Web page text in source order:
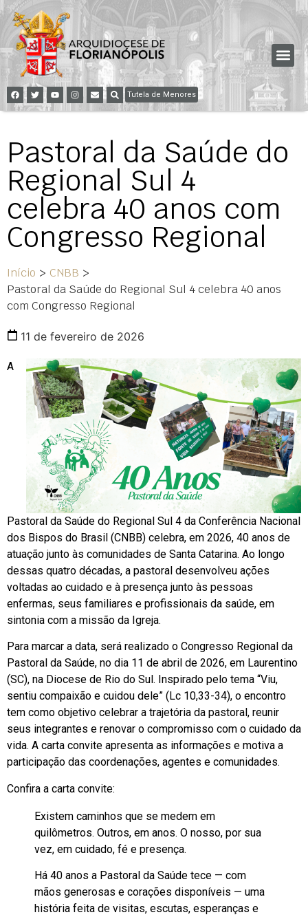
Tutela de Menores
Pastoral da Saúde do
Regional Sul 4
celebra 40 anos com
Congresso Regional
Início > CNBB >
Pastoral da Saúde do Regional Sul 4 celebra 40 anos
com Congresso Regional
11 de fevereiro de 2026
A
Pastoral da Saúde do Regional Sul 4 da Conferência Nacional
dos Bispos do Brasil (CNBB) celebra, em 2026, 40 anos de
atuação junto às comunidades de Santa Catarina. Ao longo
dessas quatro décadas, a pastoral desenvolveu ações
voltadas ao cuidado e à presença junto às pessoas
enfermas, seus familiares e profissionais da saúde, em
sintonia com a missão da Igreja.
Para marcar a data, será realizado o Congresso Regional da
Pastoral da Saúde, no dia 11 de abril de 2026, em Laurentino
(SC), na Diocese de Rio do Sul. Inspirado pelo tema “Viu,
sentiu compaixão e cuidou dele” (Lc 10,33-34), o encontro
tem como objetivo celebrar a trajetória da pastoral, reunir
seus integrantes e renovar o compromisso com o cuidado da
vida. A carta convite apresenta as informações e motiva a
participação das coordenações, agentes e comunidades.
Confira a carta convite:
Existem caminhos que se medem em
quilômetros. Outros, em anos. O nosso, por sua
vez, em cuidado, fé e presença.
Há 40 anos a Pastoral da Saúde tece — com
mãos generosas e corações disponíveis — uma
história feita de visitas, escutas, esperanças e